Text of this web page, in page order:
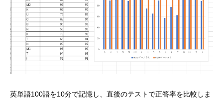
英単語100語を10分で記憶し、直後のテストで正答率を比較しま